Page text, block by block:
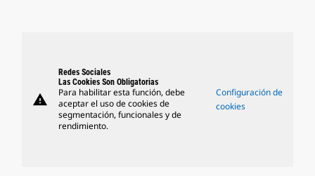
warning
Redes Sociales
Las Cookies Son Obligatorias
Para habilitar esta función, debe
aceptar el uso de cookies de
segmentación, funcionales y de
rendimiento.
Configuración de
cookies